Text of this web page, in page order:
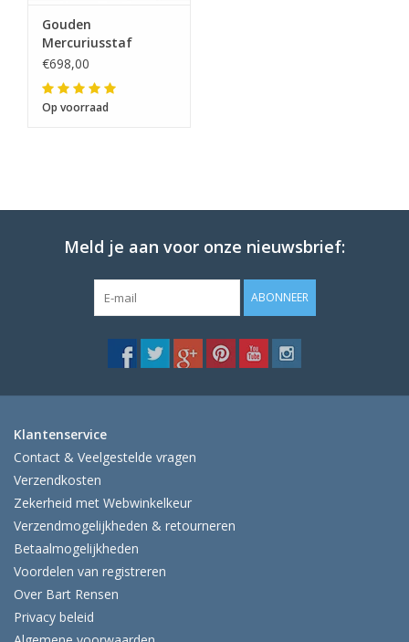
Gouden
Mercuriusstaf
hanger
€698,00
Op voorraad
Meld je aan voor onze nieuwsbrief:
ABONNEER
Klantenservice
Contact & Veelgestelde vragen
Verzendkosten
Zekerheid met Webwinkelkeur
Verzendmogelijkheden & retourneren
Betaalmogelijkheden
Voordelen van registreren
Over Bart Rensen
Privacy beleid